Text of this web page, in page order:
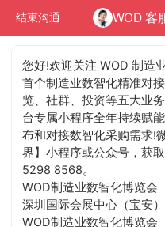
结束沟通 WOD 客
您好!欢迎关注 WOD 制造
首个制造业数智化精准对
览、社群、投资等五大业
台专属小程序全年持续赋
布和对接数智化采购需求!
界】小程序或公众号，获
5298 8568。
WOD制造业数智化博览
深圳国际会展中心（宝安
WOD制造业数智化博览会